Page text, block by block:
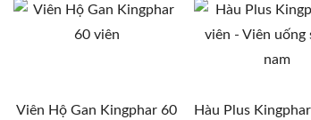
Viên Hộ Gan Kingphar 60
Hàu Plus